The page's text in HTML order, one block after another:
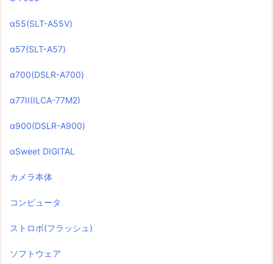
α55(SLT-A55V)
α57(SLT-A57)
α700(DSLR-A700)
α77II(ILCA-77M2)
α900(DSLR-A900)
αSweet DIGITAL
カメラ本体
コンピュータ
ストロボ(フラッシュ)
ソフトウェア